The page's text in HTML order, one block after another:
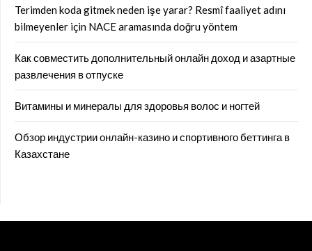
Terimden koda gitmek neden işe yarar? Resmî faaliyet adını
bilmeyenler için NACE aramasında doğru yöntem
Как совместить дополнительный онлайн доход и азартные
развлечения в отпуске
Витамины и минералы для здоровья волос и ногтей
Обзор индустрии онлайн-казино и спортивного беттинга в
Казахстане